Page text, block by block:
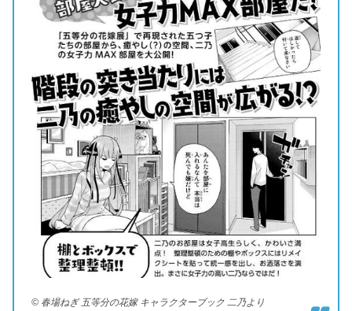
© 春場ねぎ 五等分の花嫁 キャラクターブック 二乃より